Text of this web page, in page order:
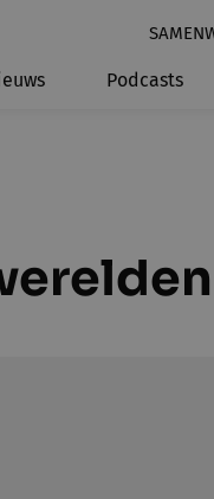
Podcasts